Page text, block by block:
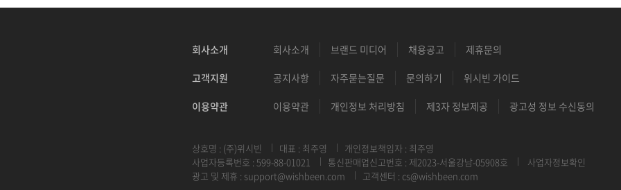
회사소개 회사소개 브랜드 미디어 채용공고 제휴문의
고객지원 공지사항 자주묻는질문 문의하기 위시빈 가이드
이용약관 이용약관 개인정보 처리방침 제3자 정보제공 광고성 정보 수신동의
상호명 : (주)위시빈 대표 : 최주영
개인정보책임자 : 최주영
사업자등록번호 : 599-88-01021
통신판매업신고번호 : 제2023-서울강남-05908호
사업자정보확인
광고 및 제휴 : support@wishbeen.com 고객센터 : cs@wishbeen.com